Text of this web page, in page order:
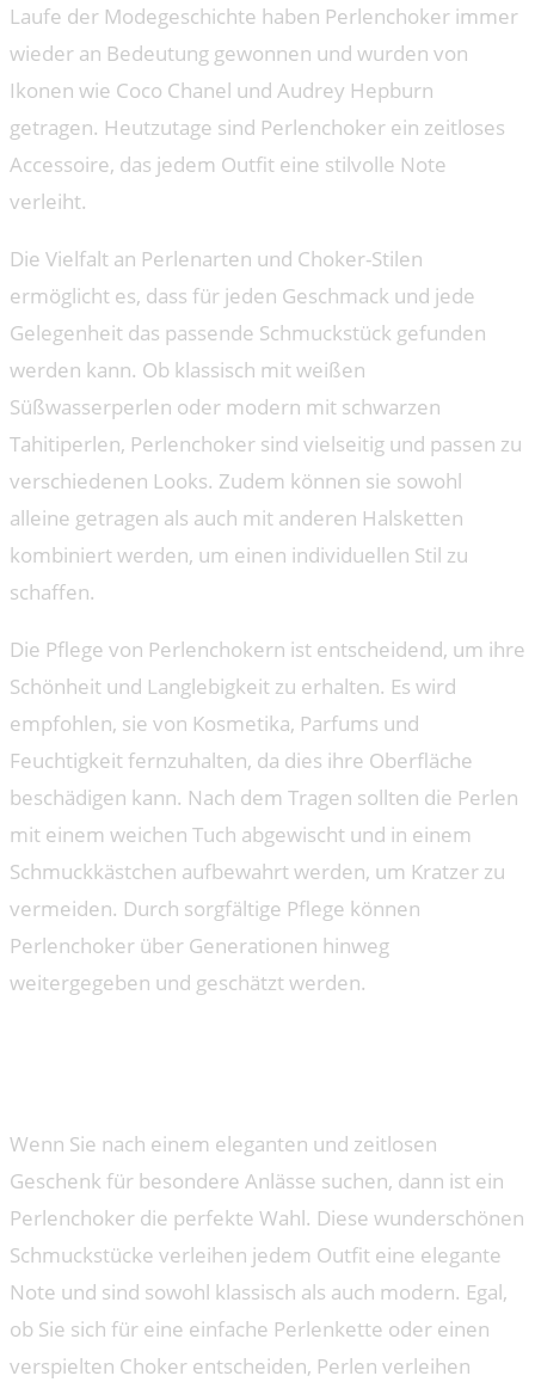
Laufe der Modegeschichte haben Perlenchoker immer
wieder an Bedeutung gewonnen und wurden von
Ikonen wie Coco Chanel und Audrey Hepburn
getragen. Heutzutage sind Perlenchoker ein zeitloses
Accessoire, das jedem Outfit eine stilvolle Note
verleiht.
Die Vielfalt an Perlenarten und Choker-Stilen
ermöglicht es, dass für jeden Geschmack und jede
Gelegenheit das passende Schmuckstück gefunden
werden kann. Ob klassisch mit weißen
Süßwasserperlen oder modern mit schwarzen
Tahitiperlen, Perlenchoker sind vielseitig und passen zu
verschiedenen Looks. Zudem können sie sowohl
alleine getragen als auch mit anderen Halsketten
kombiniert werden, um einen individuellen Stil zu
schaffen.
Die Pflege von Perlenchokern ist entscheidend, um ihre
Schönheit und Langlebigkeit zu erhalten. Es wird
empfohlen, sie von Kosmetika, Parfums und
Feuchtigkeit fernzuhalten, da dies ihre Oberfläche
beschädigen kann. Nach dem Tragen sollten die Perlen
mit einem weichen Tuch abgewischt und in einem
Schmuckkästchen aufbewahrt werden, um Kratzer zu
vermeiden. Durch sorgfältige Pflege können
Perlenchoker über Generationen hinweg
weitergegeben und geschätzt werden.
Wenn Sie nach einem eleganten und zeitlosen
Geschenk für besondere Anlässe suchen, dann ist ein
Perlenchoker die perfekte Wahl. Diese wunderschönen
Schmuckstücke verleihen jedem Outfit eine elegante
Note und sind sowohl klassisch als auch modern. Egal,
ob Sie sich für eine einfache Perlenkette oder einen
verspielten Choker entscheiden, Perlen verleihen